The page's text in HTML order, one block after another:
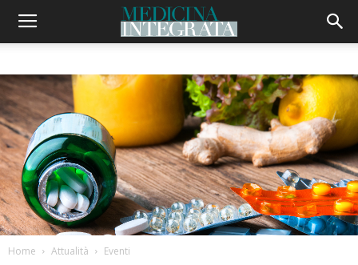
Home Attualità Eventi